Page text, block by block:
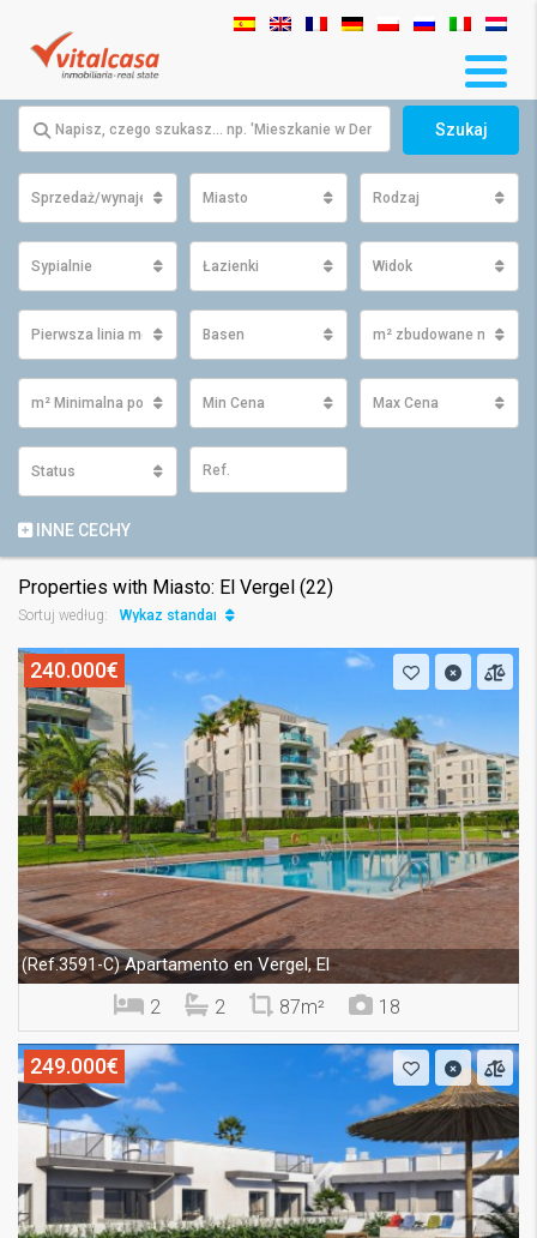
Szukaj
Sprzedaż/wynajem Miasto Rodzaj
Sypialnie Łazienki Widok
Pierwsza linia morza Basen m² zbudowane
m² Minimalna powierzchnia działki
Min Cena Max Cena
Status
INNE CECHY
Properties with Miasto: El Vergel (22)
Sortuj według: Wykaz standard
240.000€
(Ref.3591-C)Apartamento en Vergel, El
2 2 87m² 18
249.000€